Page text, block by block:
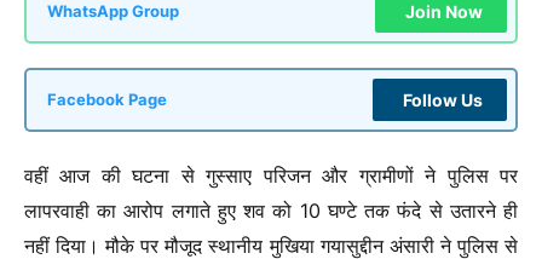
WhatsApp Group Join Now
Facebook Page Follow Us
वहीं आज की घटना से गुस्साए परिजन और ग्रामीणों ने पुलिस पर
लापरवाही का आरोप लगाते हुए शव को 10 घण्टे तक फंदे से उतारने ही
नहीं दिया। मौके पर मौजूद स्थानीय मुखिया गयासुद्दीन अंसारी ने पुलिस से